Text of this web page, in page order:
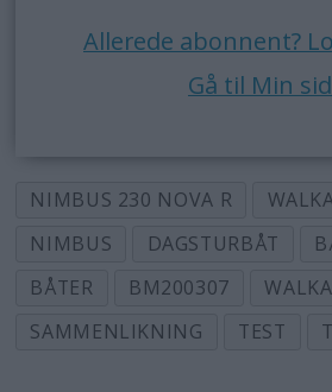
Allerede abonnent?
Gå til Min
NIMBUS 230 NOVA R
NIMBUS
DAGSTURBÅT
BÅTER
BM200307
SAMMENLIKNING
TEST